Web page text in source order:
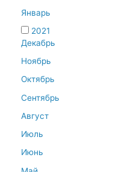
Январь
2021
Декабрь
Ноябрь
Октябрь
Сентябрь
Август
Июль
Июнь